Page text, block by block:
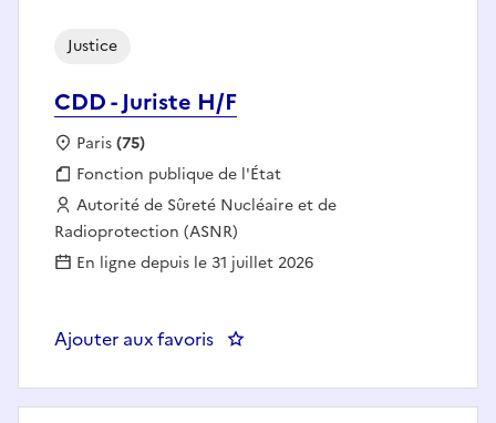
CDD - Juriste H/F
Justice
Localisation :
Paris(75)
Fonction publique :
Fonction publique de l'État
Employeur :
Autorité de Sûreté Nucléaire et de
Radioprotection (ASNR)
En ligne depuis le 31 juillet 2026
Ajouter aux favoris : CDD - Juriste H/F